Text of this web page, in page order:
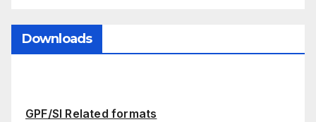
Downloads
GPF/SI Related formats